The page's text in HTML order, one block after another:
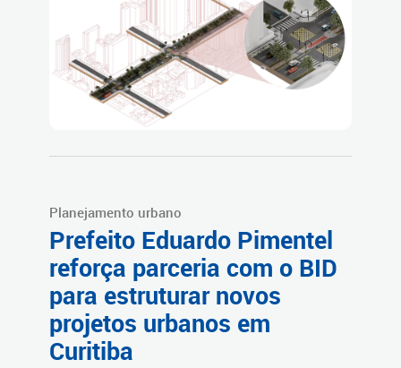
Planejamento urbano
Prefeito Eduardo Pimentel
reforça parceria com o BID
para estruturar novos
projetos urbanos em
Curitiba